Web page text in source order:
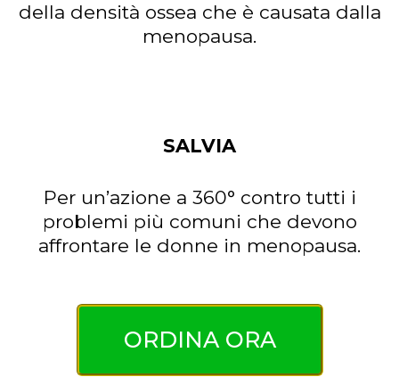
della densità ossea che è causata dalla
menopausa.
SALVIA
Per un’azione a 360° contro tutti i
problemi più comuni che devono
affrontare le donne in menopausa.
ORDINA ORA